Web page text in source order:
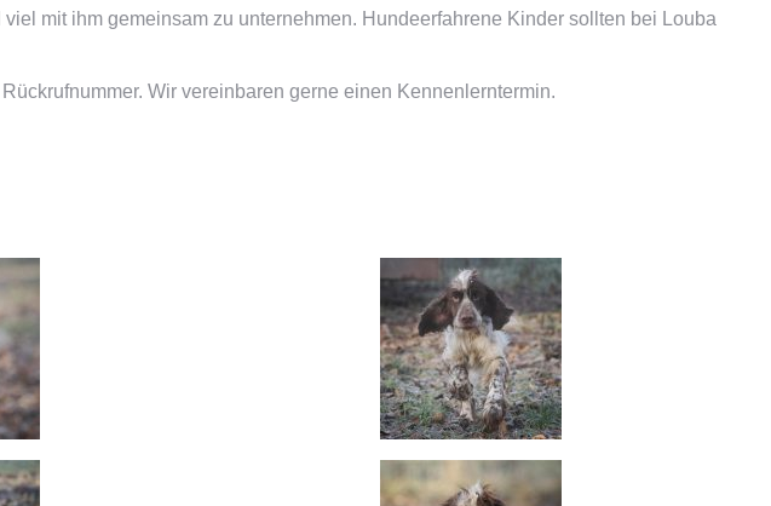
mit ihm gemeinsam zu unternehmen. Hundeerfahrene Kinder sollten bei Louba
Wir vereinbaren gerne einen Kennenlerntermin.